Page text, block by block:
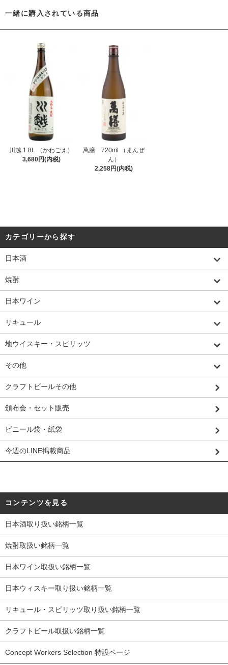
一緒に購入されている商品
川越 1.8L （かわごえ）
3,680円(内税)
萬膳 720ml （まんぜ
ん）
2,258円(内税)
カテゴリーから探す
日本酒
焼酎
日本ワイン
リキュール
地ウイスキー・スピリッツ
その他
クラフトビールその他
頒布会・セット販売
ビニール袋・紙袋
今週のLINE掲載商品
コンテンツを見る
日本酒取り扱い銘柄一覧
焼酎取扱い銘柄一覧
日本ワイン取扱い銘柄一覧
日本ウィスキー取り扱い銘柄一覧
リキュール・スピリッツ取り扱い銘柄一覧
クラフトビール取扱い銘柄一覧
Concept Workers Selection 特設ページ